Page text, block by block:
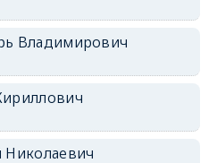
Владимирович